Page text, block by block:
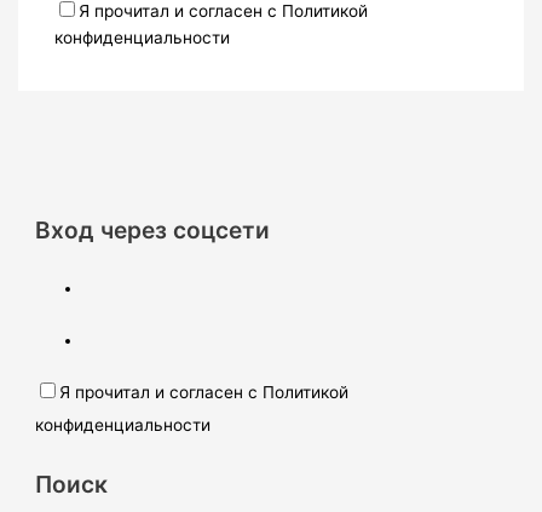
Я прочитал и согласен с Политикой
конфиденциальности
Вход через соцсети
Я прочитал и согласен с Политикой
конфиденциальности
Поиск